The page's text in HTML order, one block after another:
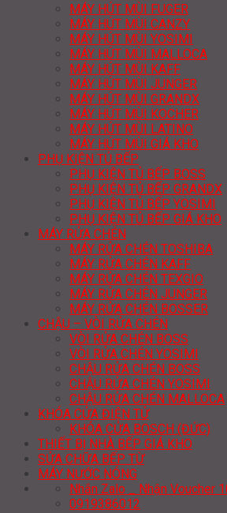
MÁY HÚT MÙI FUGER
MÁY HÚT MÙI CANZY
MÁY HÚT MÙI YOSIMI
MÁY HÚT MÙI MALLOCA
MÁY HÚT MÙI KAFF
MÁY HÚT MÙI JUNGER
MÁY HÚT MÙI GRANDX
MÁY HÚT MÙI KOCHER
MÁY HÚT MÙI LATINO
MÁY HÚT MÙI GIÁ KHO
PHỤ KIỆN TỦ BẾP
PHỤ KIỆN TỦ BẾP BOSS
PHỤ KIỆN TỦ BẾP GRANDX
PHỤ KIỆN TỦ BẾP YOSIMI
PHỤ KIỆN TỦ BẾP GIÁ KHO
MÁY RỬA CHÉN
MÁY RỬA CHÉN TOSHIBA
MÁY RỬA CHÉN KAFF
MÁY RỬA CHÉN TEXGIO
MÁY RỬA CHÉN JUNGER
MÁY RỬA CHÉN BOSSER
CHẬU – VÒI RỬA CHÉN
VÒI RỬA CHÉN BOSS
VÒI RỬA CHÉN YOSIMI
CHẬU RỬA CHÉN BOSS
CHẬU RỬA CHÉN YOSIMI
CHẬU RỬA CHÉN MALLOCA
KHÓA CỬA ĐIỆN TỬ
KHÓA CỬA BOSCH (ĐỨC)
THIẾT BỊ NHÀ BẾP GIÁ KHO
SỬA CHỮA BẾP TỪ
MÁY NƯỚC NÓNG
Nhắn Zalo _ Nhận Voucher
0919386012